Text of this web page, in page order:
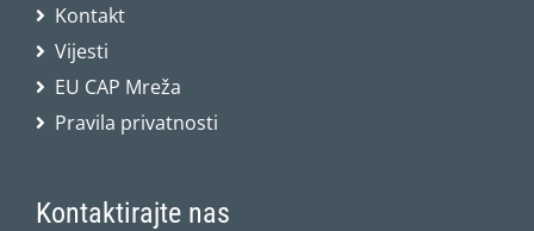
Kontakt
Vijesti
EU CAP Mreža
Pravila privatnosti
Kontaktirajte nas